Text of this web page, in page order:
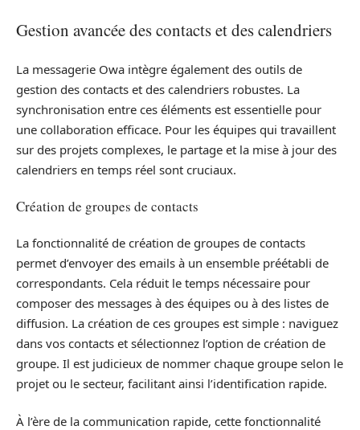
Gestion avancée des contacts et des calendriers
La messagerie Owa intègre également des outils de
gestion des contacts et des calendriers robustes. La
synchronisation entre ces éléments est essentielle pour
une collaboration efficace. Pour les équipes qui travaillent
sur des projets complexes, le partage et la mise à jour des
calendriers en temps réel sont cruciaux.
Création de groupes de contacts
La fonctionnalité de création de groupes de contacts
permet d’envoyer des emails à un ensemble préétabli de
correspondants. Cela réduit le temps nécessaire pour
composer des messages à des équipes ou à des listes de
diffusion. La création de ces groupes est simple : naviguez
dans vos contacts et sélectionnez l’option de création de
groupe. Il est judicieux de nommer chaque groupe selon le
projet ou le secteur, facilitant ainsi l’identification rapide.
À l’ère de la communication rapide, cette fonctionnalité